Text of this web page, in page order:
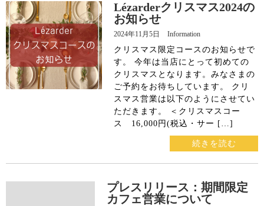
Lézarderクリスマス2024の
お知らせ
2024年11月5日 Information
クリスマス限定コースのお知らせで
す。 今年は当店にとって初めての
クリスマスとなります。みなさまの
ご予約をお待ちしています。 クリ
スマス営業は以下のようにさせてい
ただきます。 ＜クリスマスコー
ス 16,000円(税込・サー […]
続きを読む
プレスリリース：期間限定
カフェ営業について